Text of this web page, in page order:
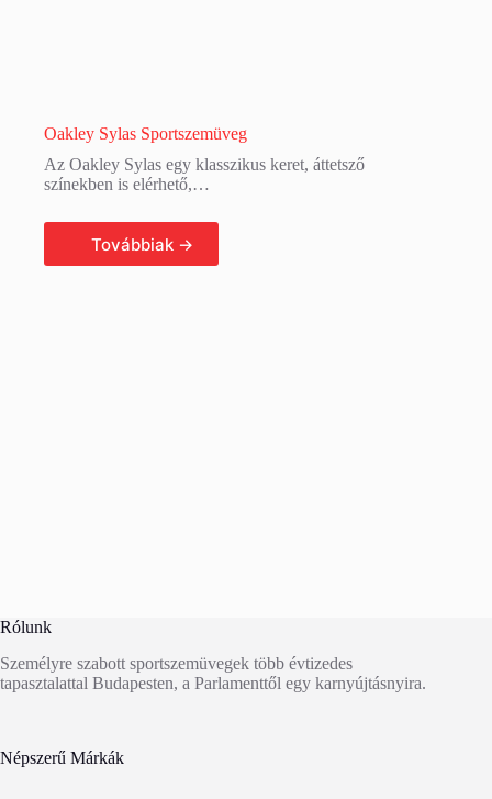
Oakley Sylas Sportszemüveg
Az Oakley Sylas egy klasszikus keret, áttetsző
színekben is elérhető,…
Tovább olvasom
Rólunk
Személyre szabott sportszemüvegek több évtizedes
tapasztalattal Budapesten, a Parlamenttől egy karnyújtásnyira.
Népszerű Márkák